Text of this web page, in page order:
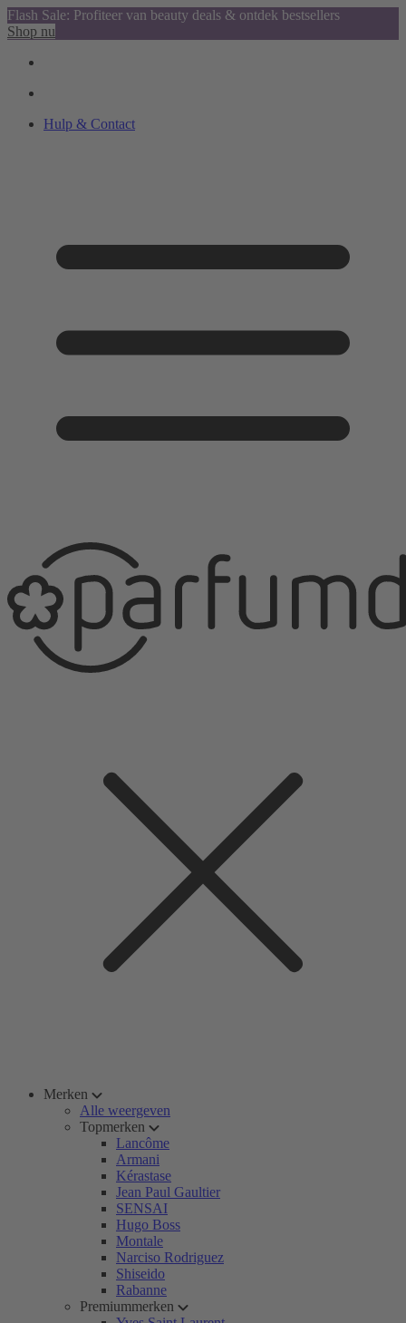
Flash Sale: Profiteer van beauty deals & ontdek bestsellers
Shop nu
Hulp & Contact
Merken
Alle weergeven
Topmerken
Lancôme
Armani
Kérastase
Jean Paul Gaultier
SENSAI
Hugo Boss
Montale
Narciso Rodriguez
Shiseido
Rabanne
Premiummerken